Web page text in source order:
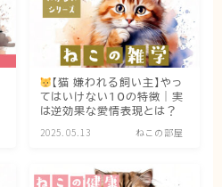
【猫 嫌われる飼い主】やっ
てはいけない10の特徴｜実
は逆効果な愛情表現とは？
2025.05.13 ねこの部屋